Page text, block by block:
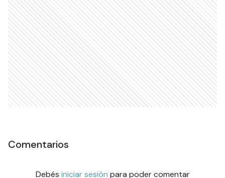
Comentarios
Debés iniciar sesión para poder comentar